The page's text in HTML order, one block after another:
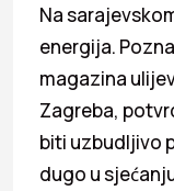
Na
energija.
magazina
Zagreba,
biti uzbudljivo
dugo u